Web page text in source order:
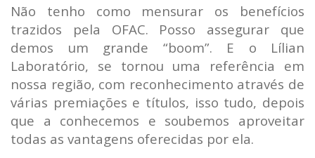
Não tenho como mensurar os benefícios
trazidos pela OFAC. Posso assegurar que
demos um grande “boom”. E o Lílian
Laboratório, se tornou uma referência em
nossa região, com reconhecimento através de
várias premiações e títulos, isso tudo, depois
que a conhecemos e soubemos aproveitar
todas as vantagens oferecidas por ela.